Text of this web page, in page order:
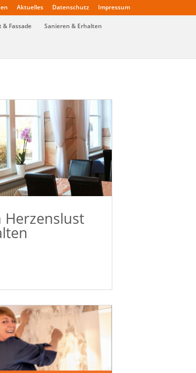
Aktuelles Datenschutz Impressum
& Fassade
Sanieren & Erhalten
Herzenslust